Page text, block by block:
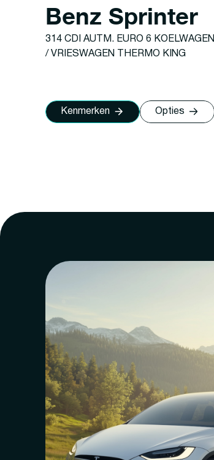
Benz Sprinter
314 CDI AUTM. EURO 6 KOELWAGEN
/ VRIESWAGEN THERMO KING
Kenmerken Opties